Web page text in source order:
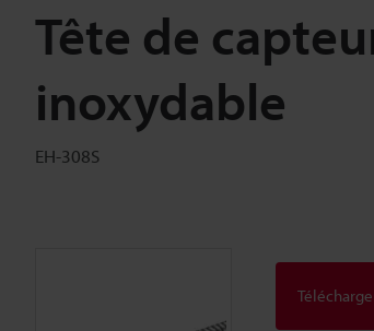
Tête de
inoxydable
EH-308S